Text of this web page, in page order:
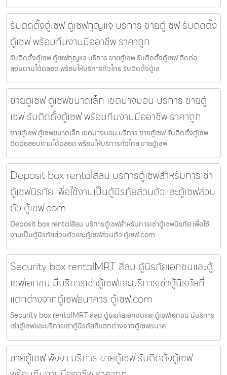
รับติดตั้งตู้เซฟ ตู้เซฟกุญแจ บริการ ขายตู้เซฟ รับติดตั้ง
ตู้เซฟ พร้อมทีมงานมืออาชีพ ราคาถูก
รับติดตั้งตู้เซฟ ตู้เซฟกุญแจ บริการ ขายตู้เซฟ รับติดตั้งตู้เซฟ ติดต่อ
สอบถามได้ตลอด พร้อมให้บริการทั่วไทย รับติดตั้งตู้เซ
ขายตู้เซฟ ตู้เซฟขนาดเล็ก เขตบางบอน บริการ ขายตู้
เซฟ รับติดตั้งตู้เซฟ พร้อมทีมงานมืออาชีพ ราคาถูก
ขายตู้เซฟ ตู้เซฟขนาดเล็ก เขตบางบอน บริการ ขายตู้เซฟ รับติดตั้งตู้เซฟ
ติดต่อสอบถามได้ตลอด พร้อมให้บริการทั่วไทย ขายตู้เซฟ
Deposit box rentalสีลม บริการตู้เซฟสำหรับการเช่า
ตู้เซฟนิรภัย เพื่อใช้งานเป็นตู้นิรภัยส่วนตัวและตู้เซฟส่วน
ตัว ตู้เซฟ.com
Deposit box rentalสีลม บริการตู้เซฟสำหรับการเช่าตู้เซฟนิรภัย เพื่อใช้
งานเป็นตู้นิรภัยส่วนตัวและตู้เซฟส่วนตัว ตู้เซฟ.com
Security box rentalMRT สีลม ตู้นิรภัยเอกชนและตู้
เซฟเอกชน มีบริการเช่าตู้เซฟและบริการเช่าตู้นิรภัยที่
แตกต่างจากตู้เซฟธนาคาร ตู้เซฟ.com
Security box rentalMRT สีลม ตู้นิรภัยเอกชนและตู้เซฟเอกชน มีบริการ
เช่าตู้เซฟและบริการเช่าตู้นิรภัยที่แตกต่างจากตู้เซฟธนาค
ขายตู้เซฟ พังงา บริการ ขายตู้เซฟ รับติดตั้งตู้เซฟ